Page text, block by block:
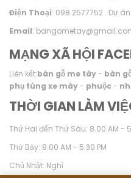
Điện Thoại: 098.2577752 . Dự
Email:
MẠNG XÃ HỘI
Liên kết:bàn gỗ me tây- bàn
phụ tùng xe máy- phuộc-
THỜI GIAN LÀM
Thứ Hai đến Thứ Sáu: 8.00 AM -
Thứ Bảy: 8.00 AM - 5.30 PM
Chủ Nhật: Nghỉ